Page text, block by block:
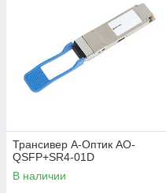
Трансивер А-Оптик AO-
QSFP+SR4-01D
В наличии